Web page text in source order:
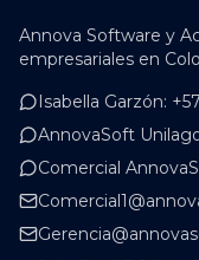
Annova Software y
empresariales en
Isabella Garzón:
AnnovaSoft
Comercial